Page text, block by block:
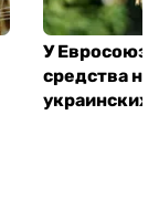
У
средства